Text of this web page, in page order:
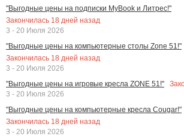
"Выгодные цены на подписки MyBook и Литрес!"
Закончилась 18 дней назад
3 - 20 Июля 2026
"Выгодные цены на компьютерные столы Zone 51!"
Закончилась 18 дней назад
3 - 20 Июля 2026
"Выгодные цены на игровые кресла ZONE 51!"
3 - 20 Июля 2026
"Выгодные цены на компьютерные кресла Cougar!"
Закончилась 18 дней назад
3 - 20 Июля 2026